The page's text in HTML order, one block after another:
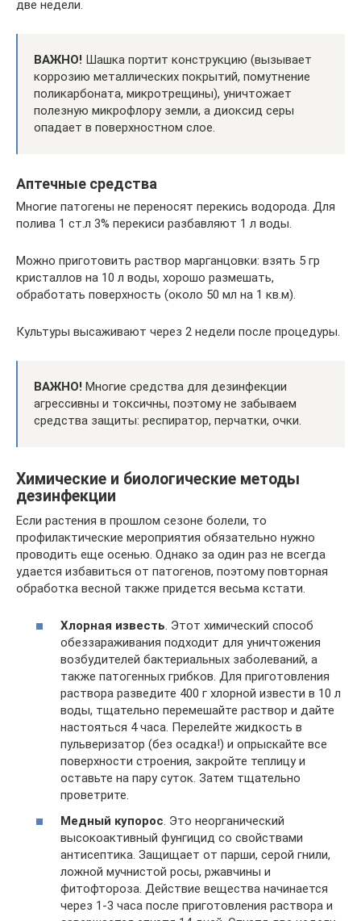
две недели.
ВАЖНО! Шашка портит конструкцию (вызывает
коррозию металлических покрытий, помутнение
поликарбоната, микротрещины), уничтожает
полезную микрофлору земли, а диоксид серы
опадает в поверхностном слое.
Аптечные средства
Многие патогены не переносят перекись водорода. Для
полива 1 ст.л 3% перекиси разбавляют 1 л воды.
Можно приготовить раствор марганцовки: взять 5 гр
кристаллов на 10 л воды, хорошо размешать,
обработать поверхность (около 50 мл на 1 кв.м).
Культуры высаживают через 2 недели после процедуры.
ВАЖНО! Многие средства для дезинфекции
агрессивны и токсичны, поэтому не забываем
средства защиты: респиратор, перчатки, очки.
Химические и биологические методы
дезинфекции
Если растения в прошлом сезоне болели, то
профилактические мероприятия обязательно нужно
проводить еще осенью. Однако за один раз не всегда
удается избавиться от патогенов, поэтому повторная
обработка весной также придется весьма кстати.
Хлорная известь. Этот химический способ
обеззараживания подходит для уничтожения
возбудителей бактериальных заболеваний, а
также патогенных грибков. Для приготовления
раствора разведите 400 г хлорной извести в 10 л
воды, тщательно перемешайте раствор и дайте
настояться 4 часа. Перелейте жидкость в
пульверизатор (без осадка!) и опрыскайте все
поверхности строения, закройте теплицу и
оставьте на пару суток. Затем тщательно
проветрите.
Медный купорос. Это неорганический
высокоактивный фунгицид со свойствами
антисептика. Защищает от парши, серой гнили,
ложной мучнистой росы, ржавчины и
фитофтороза. Действие вещества начинается
через 1-3 часа после приготовления раствора и